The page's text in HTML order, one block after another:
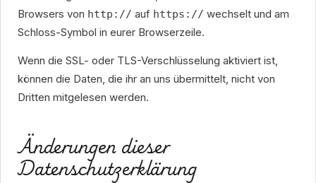
Browsers von http:// auf https:// wechselt und am
Schloss-Symbol in eurer Browserzeile.
Wenn die SSL- oder TLS-Verschlüsselung aktiviert ist,
können die Daten, die ihr an uns übermittelt, nicht von
Dritten mitgelesen werden.
Änderungen dieser
Datenschutzerklärung